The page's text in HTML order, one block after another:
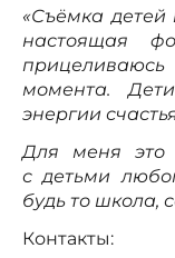
«Съёмка детей
настоящая
момента.
энергии
Для меня это
с детьми
будь то школа,
Контакты: